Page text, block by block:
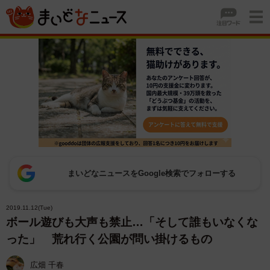
まいどなニュースをGoogle検索でフォローする
2019.11.12(Tue)
ボール遊びも大声も禁止…「そして誰もいなくな
った」 荒れ行く公園が問い掛けるもの
広畑 千春